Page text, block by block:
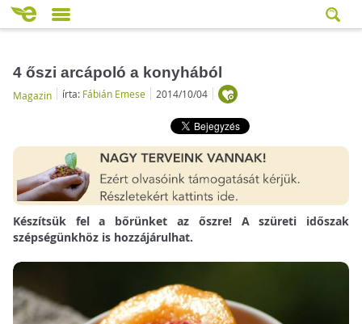
4 őszi arcápoló a konyhából
Magazin írta: Fábián Emese 2014/10/04
Készítsük fel a bőrünket az őszre! A szüreti időszak
szépségünkhöz is hozzájárulhat.